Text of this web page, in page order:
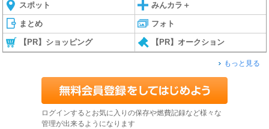
スポット みんカラ＋
まとめ フォト
【PR】ショッピング 【PR】オークション
もっと見る
ログインするとお気に入りの保存や燃費記録など様々な
管理が出来るようになります